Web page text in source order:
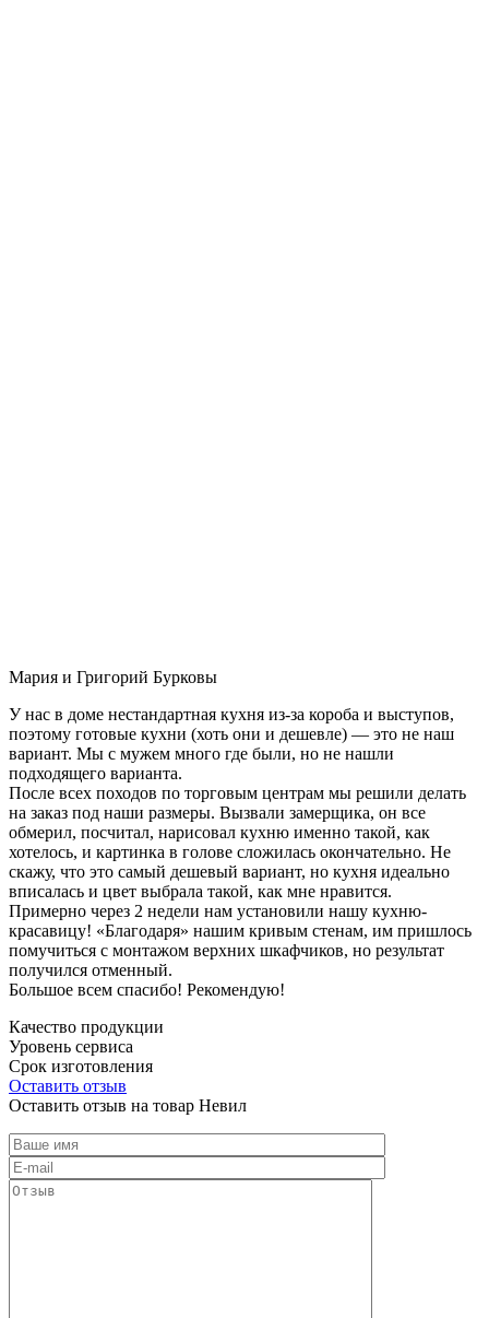
Мария и Григорий Бурковы
У нас в доме нестандартная кухня из-за короба и выступов,
поэтому готовые кухни (хоть они и дешевле) — это не наш
вариант. Мы с мужем много где были, но не нашли
подходящего варианта.
После всех походов по торговым центрам мы решили делать
на заказ под наши размеры. Вызвали замерщика, он все
обмерил, посчитал, нарисовал кухню именно такой, как
хотелось, и картинка в голове сложилась окончательно. Не
скажу, что это самый дешевый вариант, но кухня идеально
вписалась и цвет выбрала такой, как мне нравится.
Примерно через 2 недели нам установили нашу кухню-
красавицу! «Благодаря» нашим кривым стенам, им пришлось
помучиться с монтажом верхних шкафчиков, но результат
получился отменный.
Большое всем спасибо! Рекомендую!
Качество продукции
Уровень сервиса
Срок изготовления
Оставить отзыв
Оставить отзыв на товар Невил